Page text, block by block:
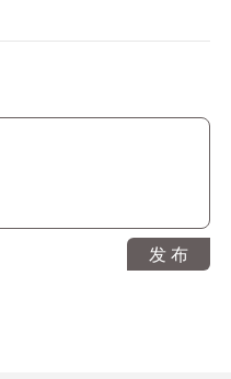
大的装备;
代入感。
，创新的立绘式战斗过
还在不断更新，更有蜕
发 布